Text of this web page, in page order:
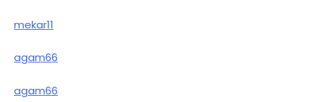
mekar11
agam66
agam66